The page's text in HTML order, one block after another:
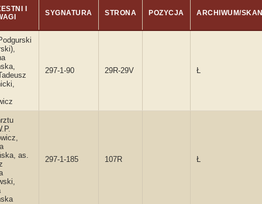
I
SYGNATURA STRONA POZYCJA ARCHIWUM/
297-1-90 29R-29V Ł
as.
297-1-185 107R Ł